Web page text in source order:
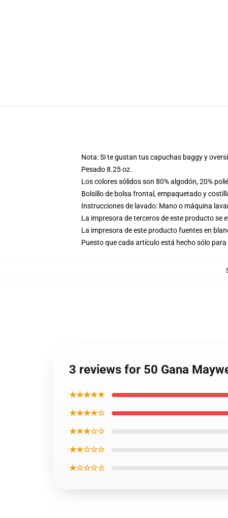
Nota: Si te gustan tus capuchas baggy y
Pesado 8.25 oz.
Los colores sólidos son 80% algodón, 20%
Bolsillo de bolsa frontal, empaquetado y
Instrucciones de lavado: Mano o máquina
La impresora de terceros de este producto se
La impresora de este producto fuentes en
Puesto que cada artículo está hecho sólo
3 reviews for 50 Gana
★★★★★
★★★★☆
★★★☆☆
★★☆☆☆
★☆☆☆☆